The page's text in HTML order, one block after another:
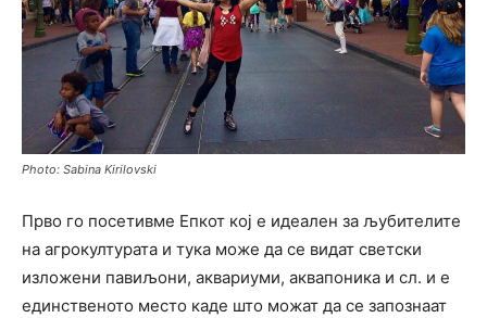
Photo: Sabina Kirilovski
Прво го посетивме Епкот кој е идеален за љубителите
на агрокултурата и тука може да се видат светски
изложени павиљони, аквариуми, аквапоника и сл. и е
единственото место каде што можат да се запознаат